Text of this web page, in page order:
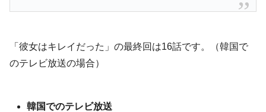
「彼女はキレイだった」の最終回は16話です。（韓国で
のテレビ放送の場合）
韓国でのテレビ放送